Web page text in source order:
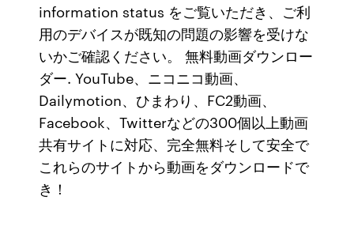
information status をご覧いただき、ご利
用のデバイスが既知の問題の影響を受けな
いかご確認ください。 無料動画ダウンロー
ダー. YouTube、ニコニコ動画、
Dailymotion、ひまわり、FC2動画、
Facebook、Twitterなどの300個以上動画
共有サイトに対応、完全無料そして安全で
これらのサイトから動画をダウンロードで
き！